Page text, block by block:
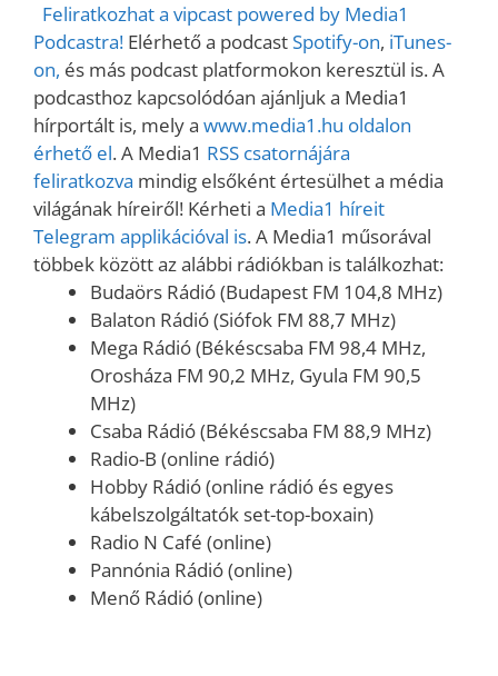
Feliratkozhat a vipcast powered by Media1
Podcastra! Elérhető a podcastSpotify-on, iTunes-
on, és más podcast platformokon keresztül is. A
podcasthoz kapcsolódóan ajánljuk a Media1
hírportált is, mely a www.media1.hu oldalon
érhető el. A Media1 RSS csatornájára
feliratkozva mindig elsőként értesülhet a média
világának híreiről! Kérheti a Media1 híreit
Telegram applikációval is. A Media1 műsorával
többek között az alábbi rádiókban is találkozhat:
Budaörs Rádió (Budapest FM 104,8 MHz)
Balaton Rádió (Siófok FM 88,7 MHz)
Mega Rádió (Békéscsaba FM 98,4 MHz,
Orosháza FM 90,2 MHz, Gyula FM 90,5
MHz)
Csaba Rádió (Békéscsaba FM 88,9 MHz)
Radio-B (online rádió)
Hobby Rádió (online rádió és egyes
kábelszolgáltatók set-top-boxain)
Radio N Café (online)
Pannónia Rádió (online)
Menő Rádió (online)